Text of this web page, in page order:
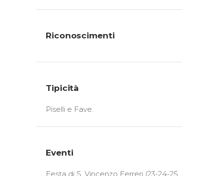
Riconoscimenti
Tipicità
Piselli e Fave.
Eventi
Festa di S. Vincenzo Ferreri (23-24-25